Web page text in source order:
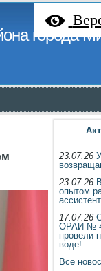
города
23.07.26
23.07.26
опытом
17.07.26
ОРАИ № 4
провели
воде!
Все